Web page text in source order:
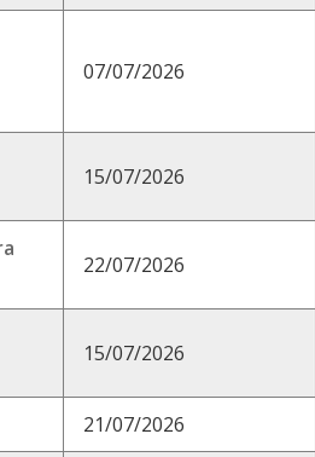
07/07/2026
15/07/2026
22/07/2026
15/07/2026
21/07/2026